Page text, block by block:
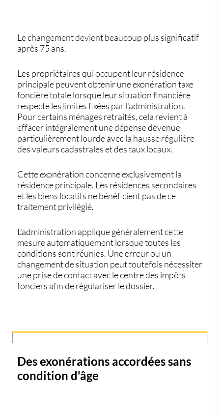
Le changement devient beaucoup plus significatif
après 75 ans.
Les propriétaires qui occupent leur résidence
principale peuvent obtenir uneexonération taxe
foncièretotale lorsque leur situation financière
respecte les limites fixées par l'administration.
Pour certains ménages retraités, cela revient à
effacer intégralement une dépense devenue
particulièrement lourde avec la hausse régulière
des valeurs cadastrales et des taux locaux.
Cette exonération concerne exclusivement la
résidence principale. Les résidences secondaires
et les biens locatifs ne bénéficient pas de ce
traitement privilégié.
L'administration applique généralement cette
mesure automatiquement lorsque toutes les
conditions sont réunies. Une erreur ou un
changement de situation peut toutefois nécessiter
une prise de contact avec le centre des impôts
fonciers afin de régulariser le dossier.
Des exonérations accordées sans
condition d'âge